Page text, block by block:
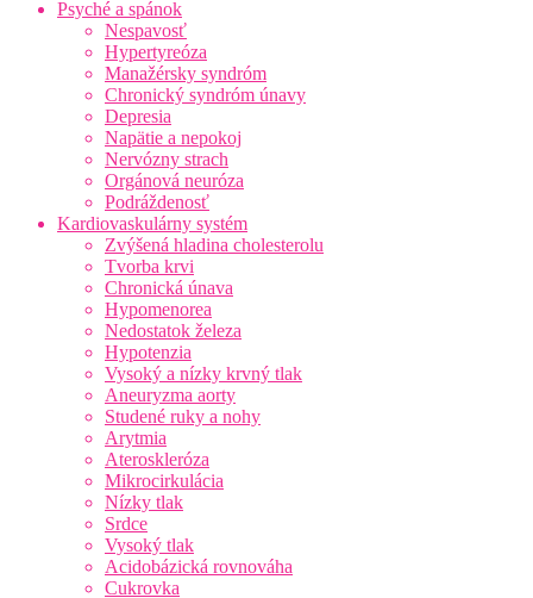
Psyché a spánok
Nespavosť
Hypertyreóza
Manažérsky syndróm
Chronický syndróm únavy
Depresia
Napätie a nepokoj
Nervózny strach
Orgánová neuróza
Podráždenosť
Kardiovaskulárny systém
Zvýšená hladina cholesterolu
Tvorba krvi
Chronická únava
Hypomenorea
Nedostatok železa
Hypotenzia
Vysoký a nízky krvný tlak
Aneuryzma aorty
Studené ruky a nohy
Arytmia
Ateroskleróza
Mikrocirkulácia
Nízky tlak
Srdce
Vysoký tlak
Acidobázická rovnováha
Cukrovka